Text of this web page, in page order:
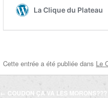
Cette entrée a été publiée dans Le
Navigation
← COUDON ÇA VA LES MORONS???